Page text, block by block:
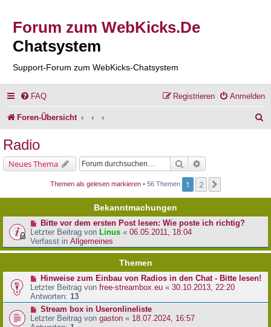
Forum zum WebKicks.De
Chatsystem
Support-Forum zum WebKicks-Chatsystem
FAQ Anmelden
Registrieren
Foren-Übersicht
Radio
Neues Thema Suche
Themen als gelesen markieren • 56 Themen 1 2
Bekanntmachungen
Bitte vor dem ersten Post lesen: Wie poste ich richtig?
Letzter Beitrag von Linus « 06.05.2011, 18:04
Verfasst in Allgemeines
Themen
Hinweise zum Einbau von Radios in den Chat - Bitte lesen!
Letzter Beitrag von free-streambox.eu « 30.10.2013, 22:20
Antworten: 13
Stream box in Useronlineliste
Letzter Beitrag von gaston « 18.07.2024, 16:57